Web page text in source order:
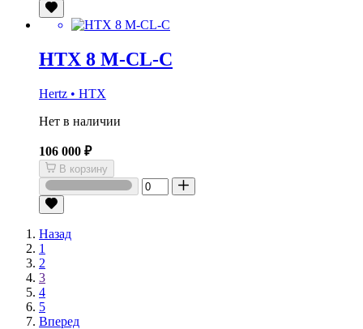
HTX 8 M-CL-C
Hertz • HTX
Нет в наличии
106 000 ₽
В корзину
Назад
1
2
3
4
5
Вперед